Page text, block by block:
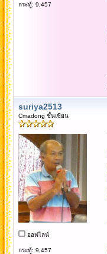
กระทู้: 9,457
suriya2513
Cmadong ชั้นเซียน
ออฟไลน์
กระทู้: 9,457